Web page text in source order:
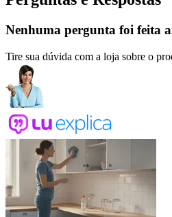
Nenhuma pergunta foi feita
Tire sua dúvida com a loja sobre o